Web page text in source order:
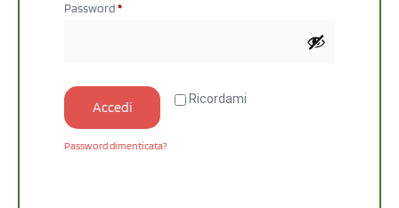
Password*
Ricordami
Accedi
Password dimenticata?